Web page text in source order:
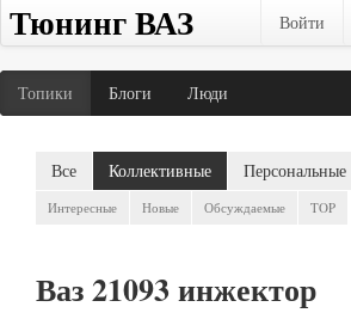
Тюнинг ВАЗ Войти
Топики Блоги Люди
Все Коллективные Персональные
Интересные Новые Обсуждаемые TOP
Ваз 21093 инжектор